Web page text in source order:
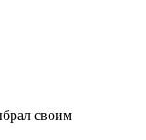
своим